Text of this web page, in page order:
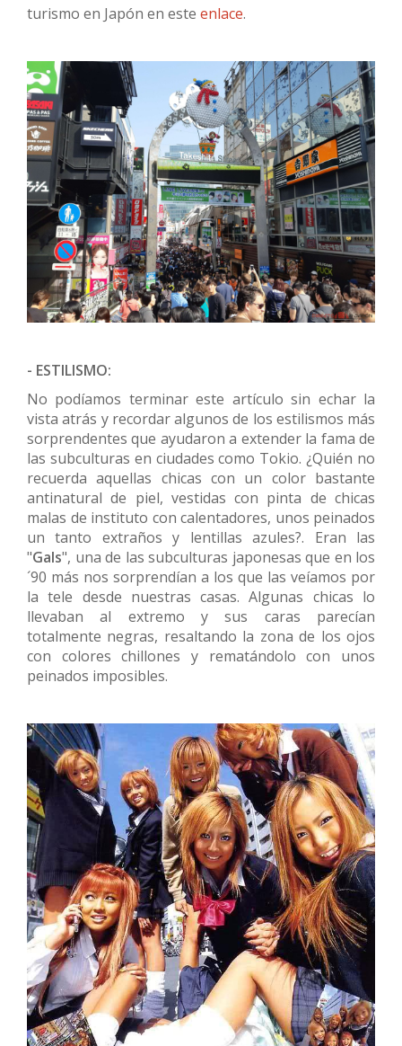
turismo en Japón en este enlace.
- ESTILISMO:
No podíamos terminar este artículo sin echar la
vista atrás y recordar algunos de los estilismos más
sorprendentes que ayudaron a extender la fama de
las subculturas en ciudades como Tokio. ¿Quién no
recuerda aquellas chicas con un color bastante
antinatural de piel, vestidas con pinta de chicas
malas de instituto con calentadores, unos peinados
un tanto extraños y lentillas azules?. Eran las
"Gals", una de las subculturas japonesas que en los
´90 más nos sorprendían a los que las veíamos por
la tele desde nuestras casas. Algunas chicas lo
llevaban al extremo y sus caras parecían
totalmente negras, resaltando la zona de los ojos
con colores chillones y rematándolo con unos
peinados imposibles.